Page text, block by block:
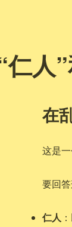
人
在
这是
要回
仁人